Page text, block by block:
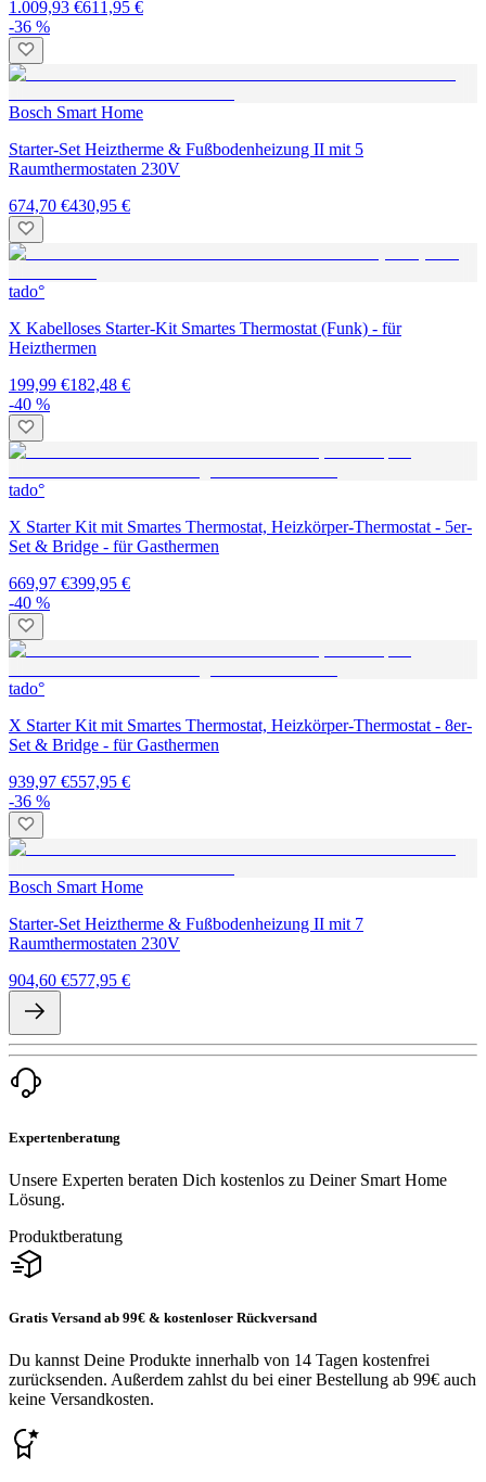
1.009,93 €611,95 €
-36 %
Bosch Smart Home
Starter-Set Heiztherme & Fußbodenheizung II mit 5
Raumthermostaten 230V
674,70 €430,95 €
tado°
X Kabelloses Starter-Kit Smartes Thermostat (Funk) - für
Heizthermen
199,99 €182,48 €
-40 %
tado°
X Starter Kit mit Smartes Thermostat, Heizkörper-Thermostat - 5er-
Set & Bridge - für Gasthermen
669,97 €399,95 €
-40 %
tado°
X Starter Kit mit Smartes Thermostat, Heizkörper-Thermostat - 8er-
Set & Bridge - für Gasthermen
939,97 €557,95 €
-36 %
Bosch Smart Home
Starter-Set Heiztherme & Fußbodenheizung II mit 7
Raumthermostaten 230V
904,60 €577,95 €
Expertenberatung
Unsere Experten beraten Dich kostenlos zu Deiner Smart Home
Lösung.
Produktberatung
Gratis Versand ab 99€ & kostenloser Rückversand
Du kannst Deine Produkte innerhalb von 14 Tagen kostenfrei
zurücksenden. Außerdem zahlst du bei einer Bestellung ab 99€ auch
keine Versandkosten.